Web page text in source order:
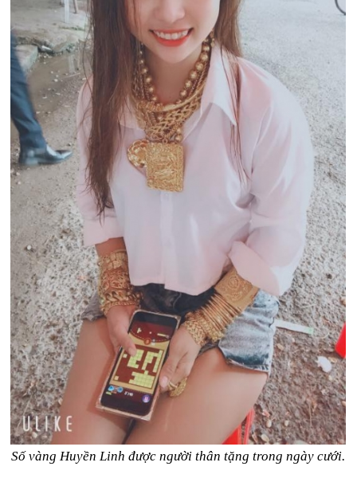
Số vàng Huyền Linh được người thân tặng trong ngày cưới.